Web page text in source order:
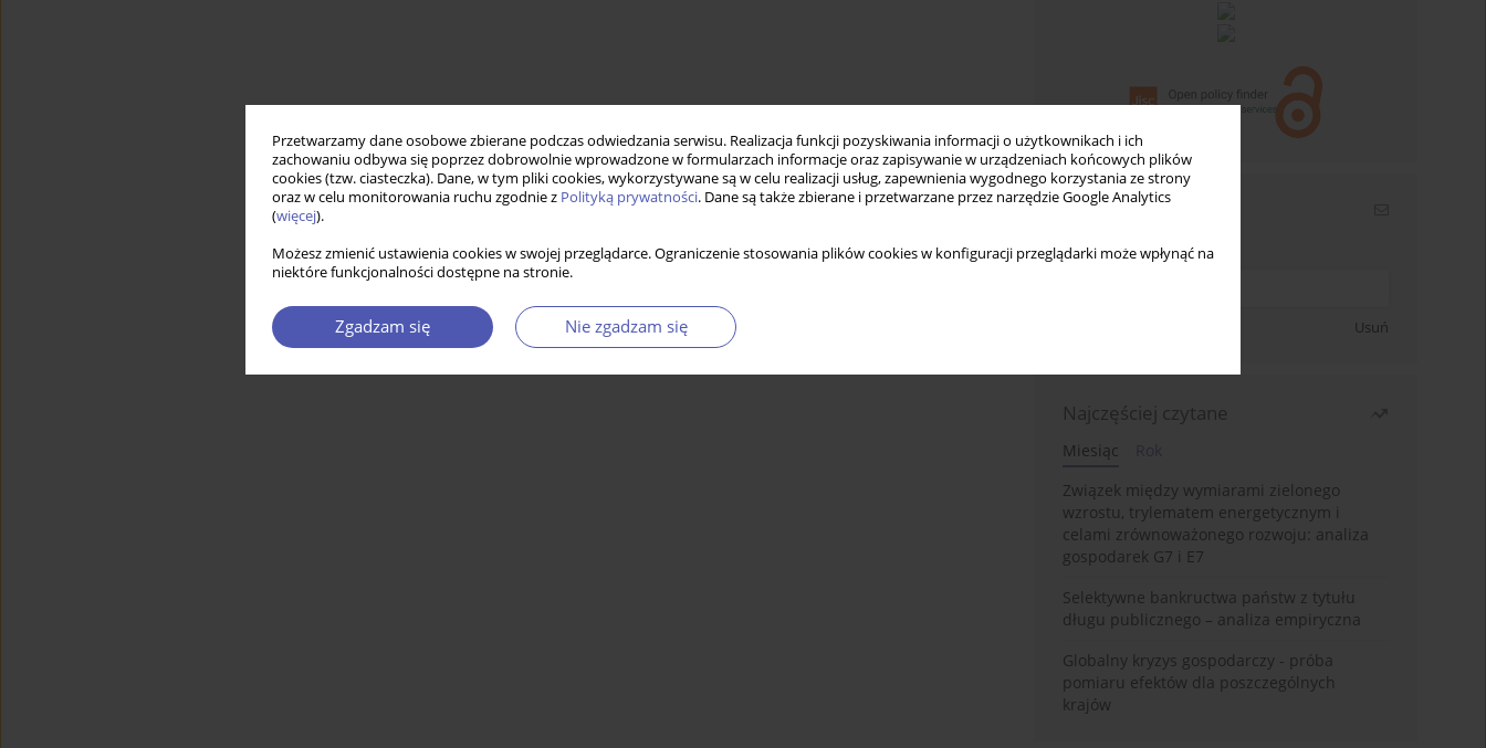
Przetwarzamy dane osobowe zbierane podczas odwiedzania serwisu. Realizacja funkcji pozyskiwania informacji o użytkownikach i ich
zachowaniu odbywa się poprzez dobrowolnie wprowadzone w formularzach informacje oraz zapisywanie w urządzeniach końcowych plików
cookies (tzw. ciasteczka). Dane, w tym pliki cookies, wykorzystywane są w celu realizacji usług, zapewnienia wygodnego korzystania ze strony
oraz w celu monitorowania ruchu zgodnie z Polityką prywatności. Dane są także zbierane i przetwarzane przez narzędzie Google Analytics
(więcej).
Możesz zmienić ustawienia cookies w swojej przeglądarce. Ograniczenie stosowania plików cookies w konfiguracji przeglądarki może wpłynąć na
niektóre funkcjonalności dostępne na stronie.
Zgadzam się Nie zgadzam się
Newsletter
Wpisz swój adres email
Usuń
Najczęściej czytane
Miesiąc
Związek między wymiarami zielonego
wzrostu, trylematem energetycznym i
celami zrównoważonego rozwoju: analiza
gospodarek G7 i E7
Selektywne bankructwa państw z tytułu
długu publicznego – analiza empiryczna
Globalny kryzys gospodarczy - próba
pomiaru efektów dla poszczególnych
krajów